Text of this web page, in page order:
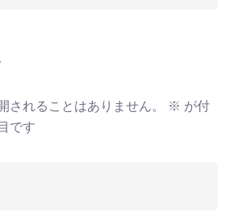
されることはありません。 ※ が付
です